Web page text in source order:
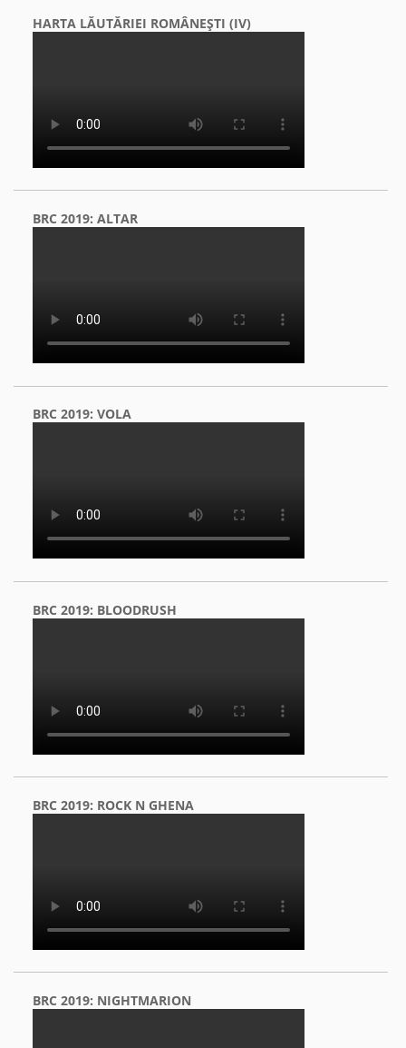
HARTA LĂUTĂRIEI ROMÂNEŞTI (IV)
BRC 2019: ALTAR
BRC 2019: VOLA
BRC 2019: BLOODRUSH
BRC 2019: ROCK N GHENA
BRC 2019: NIGHTMARION